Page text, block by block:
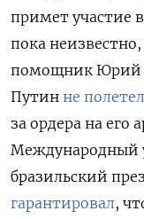
примет участие
пока
помощник Юрий
Путин не полетел
за ордера на его
Международный
бразильский
гарантировал,